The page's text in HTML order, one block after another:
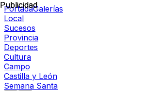
PortadaGalerías
Local
Sucesos
Provincia
Deportes
Cultura
Campo
Castilla y León
Semana Santa
Publicidad
Publicidad